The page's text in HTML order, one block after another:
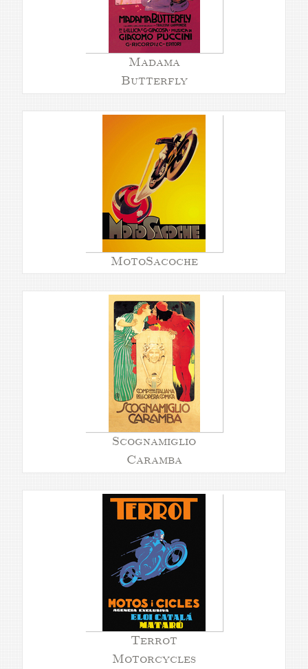
Madama
Butterfly
MotoSacoche
Scognamiglio
Caramba
Terrot
Motorcycles